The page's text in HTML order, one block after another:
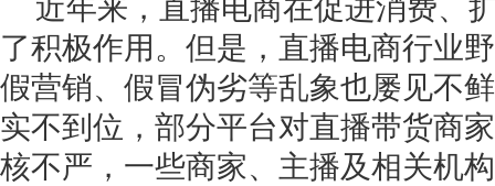
近年来，直播电商在促进消费、
了积极作用。但是，直播电商行业
假营销、假冒伪劣等乱象也屡见不
实不到位，部分平台对直播带货商
核不严，一些商家、主播及相关机